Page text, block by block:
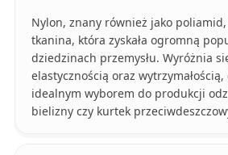
Nylon, znany również jako
tkanina, która zyskała ogromną
dziedzinach przemysłu. Wyróżnia
elastycznością oraz
idealnym wyborem do produkcji
bielizny czy kurtek